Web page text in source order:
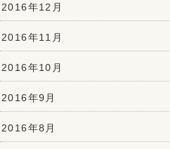
2016年12月
2016年11月
2016年10月
2016年9月
2016年8月